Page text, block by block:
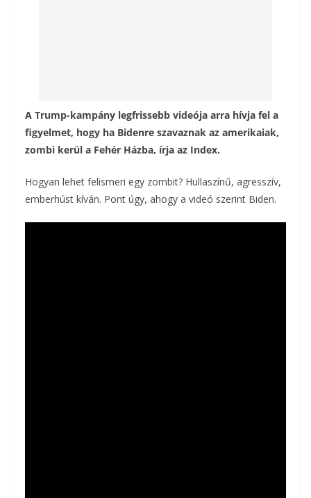
A Trump-kampány legfrissebb videója arra hívja fel a
figyelmet, hogy ha Bidenre szavaznak az amerikaiak,
zombi kerül a Fehér Házba, írja az Index.
Hogyan lehet felismeri egy zombit? Hullaszínű, agresszív,
emberhúst kíván. Pont úgy, ahogy a videó szerint Biden.